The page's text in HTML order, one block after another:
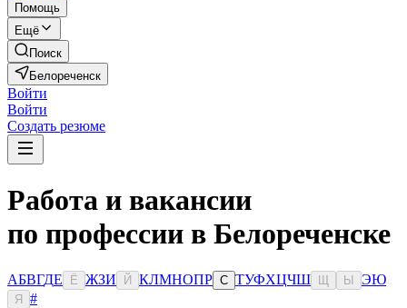
Помощь
Ещё
Поиск
Белореченск
Войти
Войти
Создать резюме
Работа и вакансии
по профессии в Белореченске
АБВГДЕ Ё ЖЗИ Й КЛМНОПР С ТУФХЦЧШ Ы ЭЮ
Я
#